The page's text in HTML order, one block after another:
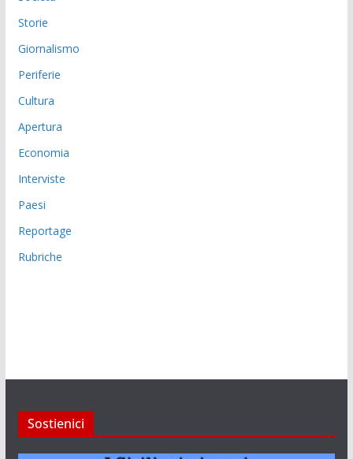
Storie
Giornalismo
Periferie
Cultura
Apertura
Economia
Interviste
Paesi
Reportage
Rubriche
Sostienici